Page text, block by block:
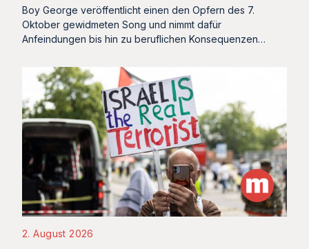
Boy George veröffentlicht einen den Opfern des 7.
Oktober gewidmeten Song und nimmt dafür
Anfeindungen bis hin zu beruflichen Konsequenzen…
2. August 2026